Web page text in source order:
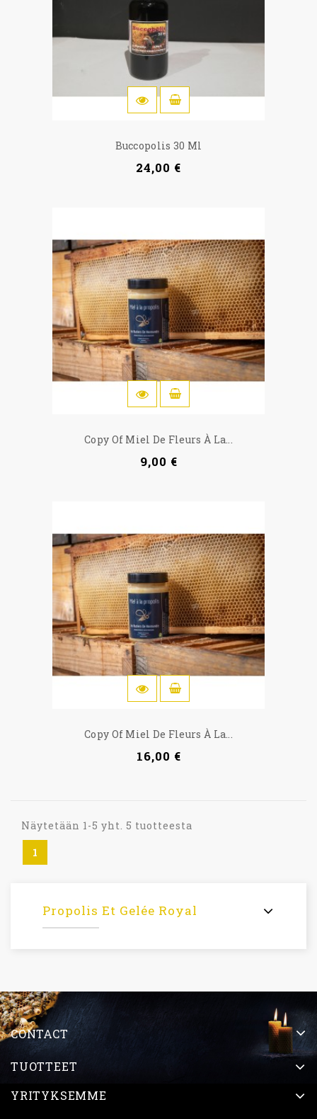
Buccopolis 30 Ml
24,00 €
Copy Of Miel De Fleurs À La...
9,00 €
Copy Of Miel De Fleurs À La...
16,00 €
Näytetään 1-5 yht. 5 tuotteesta
1
Propolis Et Gelée Royal
CONTACT
TUOTTEET
YRITYKSEMME